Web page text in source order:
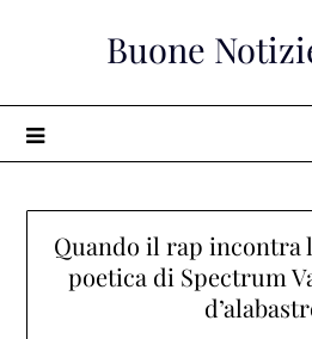
Buone
Quando il rap incontra
poetica di Spectrum